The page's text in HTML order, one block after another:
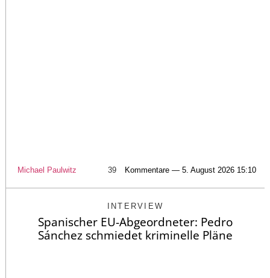
Michael Paulwitz 39 Kommentare — 5. August 2026 15:10
INTERVIEW
Spanischer EU-Abgeordneter: Pedro
Sánchez schmiedet kriminelle Pläne